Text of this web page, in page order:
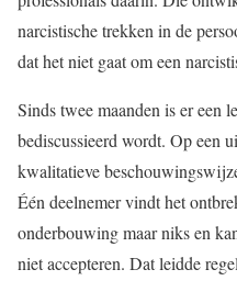
narcistische trekken in de
dat het niet gaat om een
Sinds twee maanden is er een
bediscussieerd wordt. Op een
kwalitatieve
Één deelnemer vindt het
onderbouwing maar niks en
niet accepteren. Dat leidde